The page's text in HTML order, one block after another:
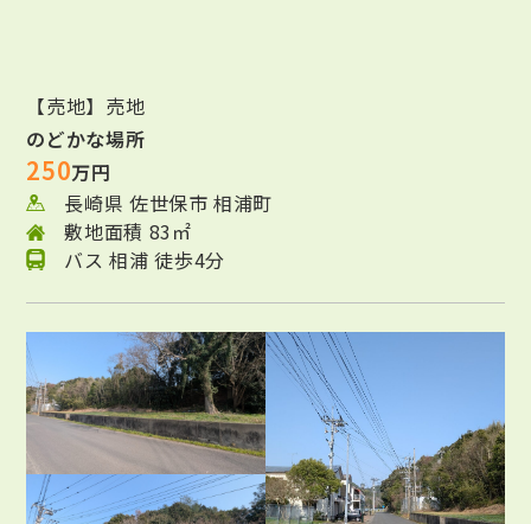
【売地】売地
のどかな場所
250万円
長崎県 佐世保市 相浦町
敷地面積 83㎡
バス 相浦 徒歩4分